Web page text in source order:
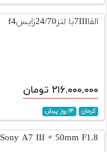
الفا7IIIبا لنز24/70زایسf4
۲۱۶,۰۰۰,۰۰۰ تومان
کرمان ۱۴ روز پیش
Sony A7 III + 50mm F1.8 در حد نو